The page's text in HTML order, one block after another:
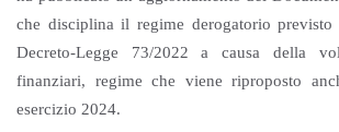
che disciplina il regime derogatorio previsto
Decreto-Legge 73/2022 a causa della
finanziari, regime che viene riproposto
esercizio 2024.